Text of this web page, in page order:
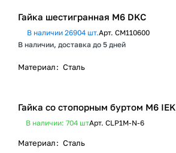
Гайка шестигранная М6 DKC
В наличии 26904 шт.Арт. CM110600
В наличии, доставка до 5 дней
Материал: Сталь
Гайка со стопорным буртом М6 IEK
В наличии: 704 штАрт. CLP1M-N-6
Материал: Сталь